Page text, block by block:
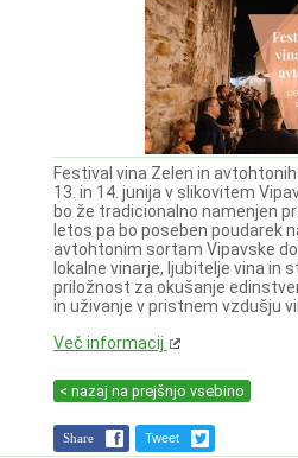
Festival vina Zelen in
13. in 14. junija v slikovitem
bo že tradicionalno namenjen
letos pa bo poseben poudarek
avtohtonim sortam Vipavske
lokalne vinarje, ljubitelje vina in
priložnost za okušanje
in uživanje v pristnem vzdušju
Več informacij
< nazaj na prejšnjo vsebino
Share Tweet